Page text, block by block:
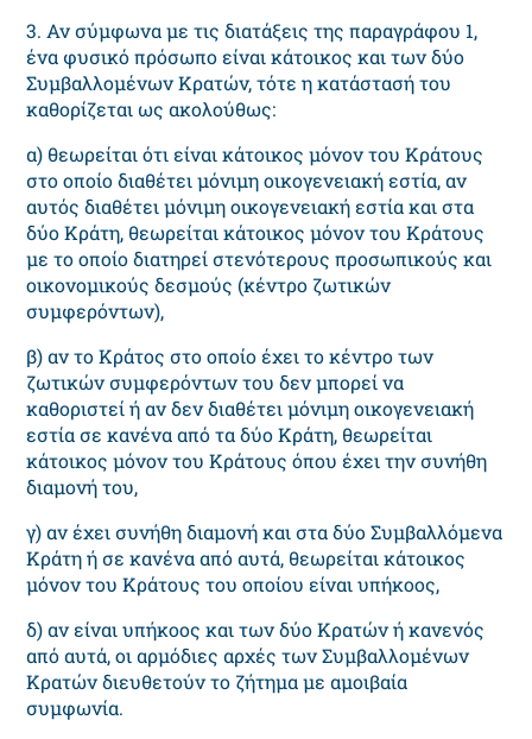
3. Αν σύμφωνα με τις διατάξεις της παραγράφου 1,
ένα φυσικό πρόσωπο είναι κάτοικος και των δύο
Συμβαλλομένων Κρατών, τότε η κατάστασή του
καθορίζεται ως ακολούθως:
α) θεωρείται ότι είναι κάτοικος μόνον του Κράτους
στο οποίο διαθέτει μόνιμη οικογενειακή εστία, αν
αυτός διαθέτει μόνιμη οικογενειακή εστία και στα
δύο Κράτη, θεωρείται κάτοικος μόνον του Κράτους
με το οποίο διατηρεί στενότερους προσωπικούς και
οικονομικούς δεσμούς (κέντρο ζωτικών
συμφερόντων),
β) αν το Κράτος στο οποίο έχει το κέντρο των
ζωτικών συμφερόντων του δεν μπορεί να
καθοριστεί ή αν δεν διαθέτει μόνιμη οικογενειακή
εστία σε κανένα από τα δύο Κράτη, θεωρείται
κάτοικος μόνον του Κράτους όπου έχει την συνήθη
διαμονή του,
γ) αν έχει συνήθη διαμονή και στα δύο Συμβαλλόμενα
Κράτη ή σε κανένα από αυτά, θεωρείται κάτοικος
μόνον του Κράτους του οποίου είναι υπήκοος,
δ) αν είναι υπήκοος και των δύο Κρατών ή κανενός
από αυτά, οι αρμόδιες αρχές των Συμβαλλομένων
Κρατών διευθετούν το ζήτημα με αμοιβαία
συμφωνία.